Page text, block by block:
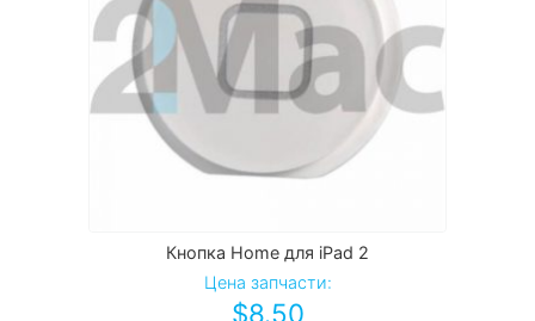
Кнопка Home для iPad 2
Цена запчасти:
$8.50